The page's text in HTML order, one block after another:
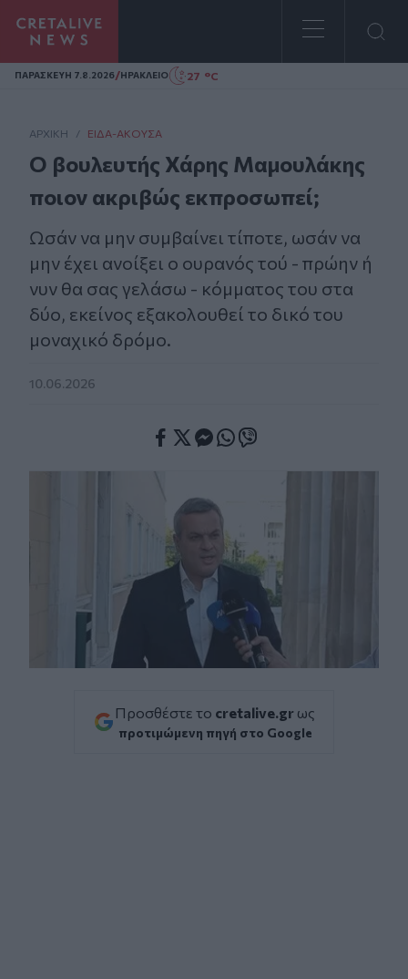
Homepage
ΠΑΡΑΣΚΕΥΗ 7.8.2026/ΗΡΑΚΛΕΙΟ 27 °C
ΑΡΧΙΚΗ / ΕΊΔΑ-ΆΚΟΥΣΑ
Ο βουλευτής Χάρης Μαμουλάκης
ποιον ακριβώς εκπροσωπεί;
Ωσάν να μην συμβαίνει τίποτε, ωσάν να
μην έχει ανοίξει ο ουρανός τού - πρώην ή
νυν θα σας γελάσω - κόμματος του στα
δύο, εκείνος εξακολουθεί το δικό του
μοναχικό δρόμο.
10.06.2026
Προσθέστε το cretalive.gr ως
προτιμώμενη πηγή στο Google